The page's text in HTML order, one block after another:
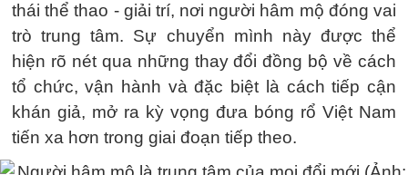
thái thể thao - giải trí, nơi người hâm mộ đóng vai
trò trung tâm. Sự chuyển mình này được thể
hiện rõ nét qua những thay đổi đồng bộ về cách
tổ chức, vận hành và đặc biệt là cách tiếp cận
khán giả, mở ra kỳ vọng đưa bóng rổ Việt Nam
tiến xa hơn trong giai đoạn tiếp theo.